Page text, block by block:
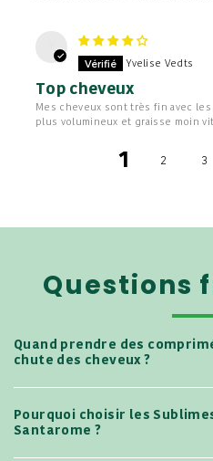
Yvelise Vedts
Top cheveux
Mes cheveux sont très fin avec
plus volumineux et graisse moin
1 2 3
Questions
Quand prendre des
chute des cheveux ?
Pourquoi choisir les
Santarome ?